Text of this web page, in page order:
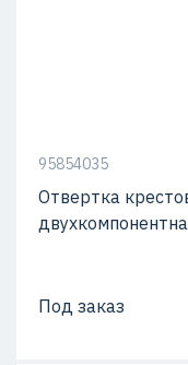
95854035
Отвертка
Под заказ